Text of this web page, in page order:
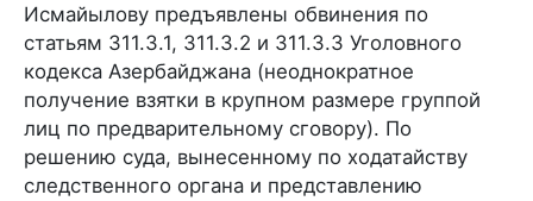
Исмайылову предъявлены обвинения по
статьям 311.3.1, 311.3.2 и 311.3.3 Уголовного
кодекса Азербайджана (неоднократное
получение взятки в крупном размере группой
лиц по предварительному сговору). По
решению суда, вынесенному по ходатайству
следственного органа и представлению